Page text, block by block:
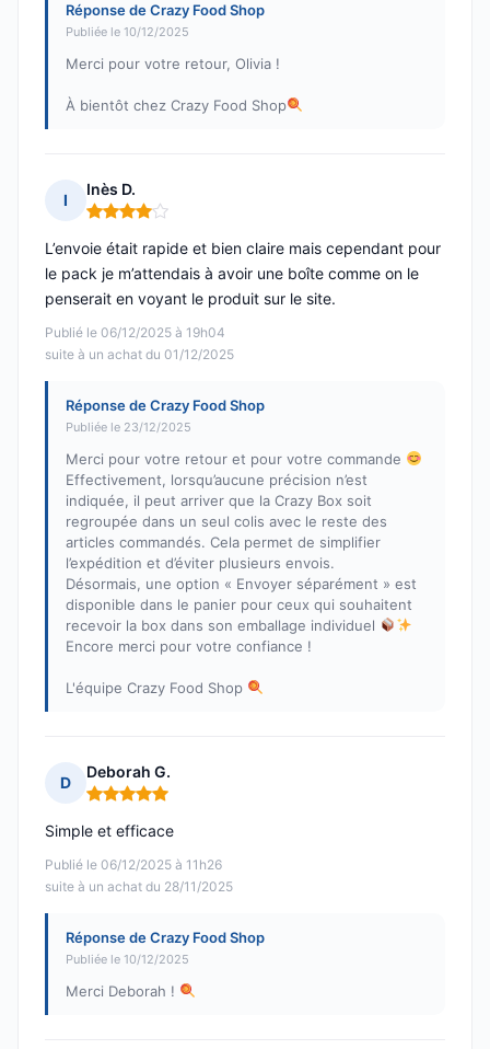
Réponse de Crazy Food Shop
Publiée le 10/12/2025
Merci pour votre retour, Olivia !
À bientôt chez Crazy Food Shop
I
Inès D.
Note : 4 sur 5
Publié le 06/12/2025 à 19h04
suite à un achat du 01/12/2025
L’envoie était rapide et bien claire mais cependant pour
le pack je m’attendais à avoir une boîte comme on le
penserait en voyant le produit sur le site.
Réponse de Crazy Food Shop
Publiée le 23/12/2025
Merci pour votre retour et pour votre commande
Effectivement, lorsqu’aucune précision n’est
indiquée, il peut arriver que la Crazy Box soit
regroupée dans un seul colis avec le reste des
articles commandés. Cela permet de simplifier
l’expédition et d’éviter plusieurs envois.
Désormais, une option « Envoyer séparément » est
disponible dans le panier pour ceux qui souhaitent
recevoir la box dans son emballage individuel
Encore merci pour votre confiance !
L'équipe Crazy Food Shop
D
Deborah G.
Note : 5 sur 5
Publié le 06/12/2025 à 11h26
suite à un achat du 28/11/2025
Simple et efficace
Réponse de Crazy Food Shop
Publiée le 10/12/2025
Merci Deborah !